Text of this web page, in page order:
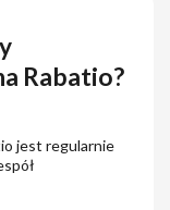
Rabatio?
jest regularnie